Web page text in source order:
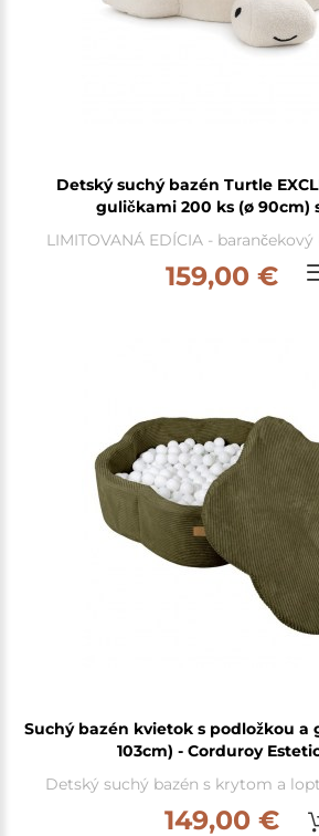
Detský suchý bazén Turtle
guličkami 200 ks (ø 90cm)
LIMITOVANÁ EDÍCIA - barančekový
159,00 €
Suchý bazén kvietok s podložkou a
103cm) - Corduroy
Detský suchý bazén s krytom a
149,00 €